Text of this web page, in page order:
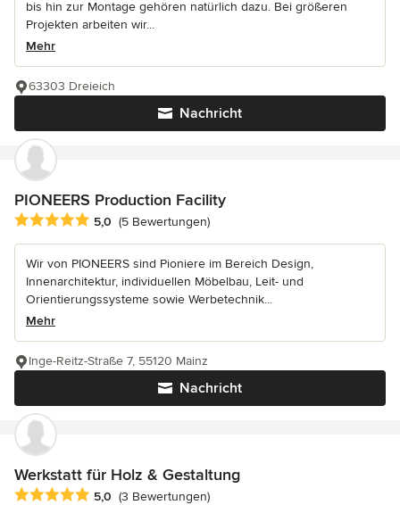
bis hin zur Montage gehören natürlich dazu. Bei größeren
Projekten arbeiten wir...
Mehr
Nachricht
63303 Dreieich
PIONEERS Production Facility
Durchschnittliche Bewertung: 5 von 5 Sternen
5,0 (5 Bewertungen)
Wir von PIONEERS sind Pioniere im Bereich Design,
Innenarchitektur, individuellen Möbelbau, Leit- und
Orientierungssysteme sowie Werbetechnik...
Mehr
Nachricht
Inge-Reitz-Straße 7, 55120 Mainz
Werkstatt für Holz & Gestaltung
Durchschnittliche Bewertung: 5 von 5 Sternen
5,0 (3 Bewertungen)